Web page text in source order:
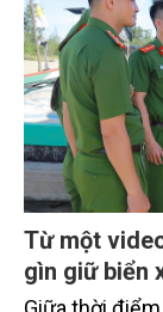
Từ một
gìn giữ biển